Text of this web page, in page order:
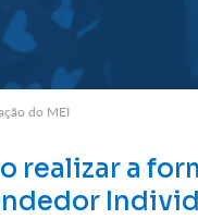
do MEI
realizar a